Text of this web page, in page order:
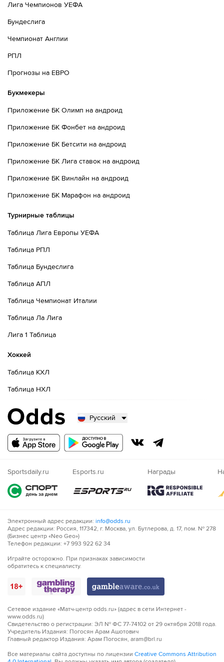
Лига Чемпионов УЕФА
Бундеслига
Чемпионат Англии
РПЛ
Прогнозы на ЕВРО
Букмекеры
Приложение БК Олимп на андроид
Приложение БК Фонбет на андроид
Приложение БК Бетсити на андроид
Приложение БК Лига ставок на андроид
Приложение БК Винлайн на андроид
Приложение БК Марафон на андроид
Турнирные таблицы
Таблица Лига Европы УЕФА
Таблица РПЛ
Таблица Бундеслига
Таблица АПЛ
Таблица Чемпионат Италии
Таблица Ла Лига
Лига 1 Таблица
Хоккей
Таблица КХЛ
Таблица НХЛ
Русский
Русский
Nigeria
Sportsdaily.ru Esports.ru Награды
Электронный адрес редакции: info@odds.ru
Адрес редакции: Россия, 117342, г. Москва, ул. Бутлерова, д. 17, пом. № 278
(Бизнес центр «Neo Geo»)
Телефон редакции: +7 993 922 62 34
Играйте осторожно. При признаках зависимости
обратитесь к специалисту.
Сетевое издание «Матч-центр odds.ru» (адрес в сети Интернет -
www.odds.ru)
Свидетельство о регистрации: ЭЛ № ФС 77-74102 от 29 октября 2018 года.
Учредитель Издания: Погосян Арам Ашотович
Главный редактор Издания: Арам Погосян, aram@brl.ru
Все материалы сайта доступны по лицензии Creative Commons Attribution